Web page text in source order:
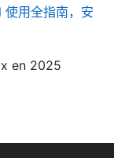
使用全指南，安
en 2025